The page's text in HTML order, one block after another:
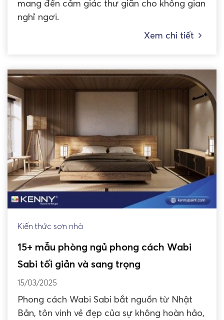
mang đến cảm giác thư giãn cho không gian
nghỉ ngơi.
Xem chi tiết
Kiến thức sơn nhà
15+ mẫu phòng ngủ phong cách Wabi
Sabi tối giản và sang trọng
15/03/2025
Phong cách Wabi Sabi bắt nguồn từ Nhật
Bản, tôn vinh vẻ đẹp của sự không hoàn hảo,